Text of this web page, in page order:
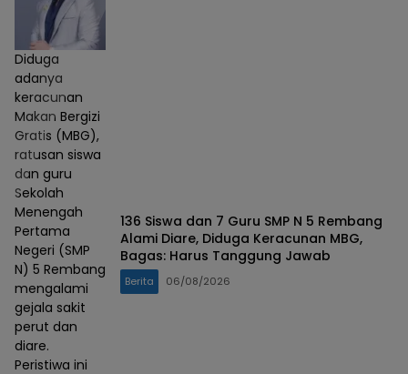
Diduga
adanya
keracunan
Makan Bergizi
Gratis (MBG),
ratusan siswa
dan guru
Sekolah
Menengah
Pertama
Negeri (SMP
N) 5 Rembang
mengalami
gejala sakit
perut dan
diare.
Peristiwa ini
136 Siswa dan 7 Guru SMP N 5 Rembang
Alami Diare, Diduga Keracunan MBG,
Bagas: Harus Tanggung Jawab
Berita 06/08/2026